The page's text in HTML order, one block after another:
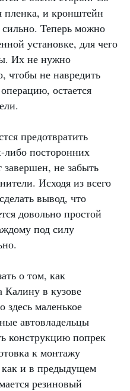
пленка, и кронштейн
Теперь можно
установке, для чего
Их не нужно
чтобы не навредить
остается
предотвратить
посторонних
завершен, не забыть
Исходя из всего
вывод, что
довольно простой
под силу
о том, как
Калину в кузове
здесь маленькое
автовладельцы
конструкцию попрек
к монтажу
как и в предыдущем
резиновый